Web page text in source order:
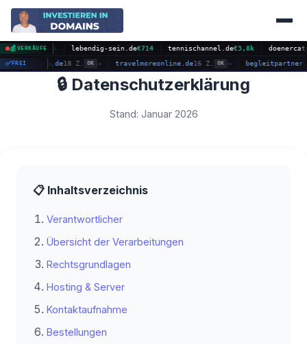
💰VERKÄUFE
€2,3k lebendig-sein.de€714 tennischannel.de€3,8k
✅FREI essen-kfo.de 18 Z. OK → travelmoreonline.de 16 Z. →
🔒 Datenschutzerklärung
Stand: Januar 2026
📋 Inhaltsverzeichnis
Verantwortlicher
Übersicht der Verarbeitungen
Rechtsgrundlagen
Hosting & Server
Kontaktaufnahme
Bestellungen